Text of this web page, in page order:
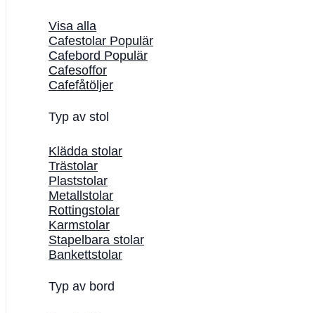
Visa alla
Cafestolar
Cafebord
Cafesoffor
Cafefåtöljer
Typ av stol
Klädda stolar
Trästolar
Plaststolar
Metallstolar
Rottingstolar
Karmstolar
Stapelbara stolar
Bankettstolar
Typ av bord